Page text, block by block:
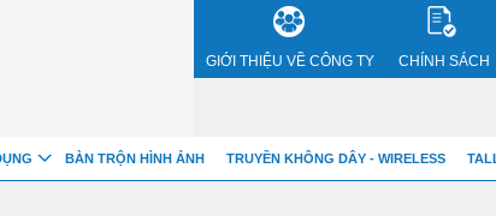
GIỚI THIỆU VỀ CÔNG TY CHÍNH SÁCH
BÀN TRỘN HÌNH ẢNH TRUYỀN KHÔNG DÂY - WIRELESS